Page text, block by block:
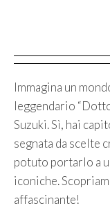
Immagina un
leggendario
Suzuki. Sì, hai
segnata da scelte
potuto portarlo a
iconiche.
affascinante!